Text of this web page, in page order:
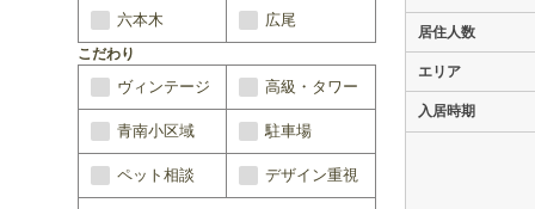
居住人数
エリア
入居時期
六本木 広尾
こだわり
ヴィンテージ 高級・タワー
青南小区域 駐車場
ペット相談 デザイン重視